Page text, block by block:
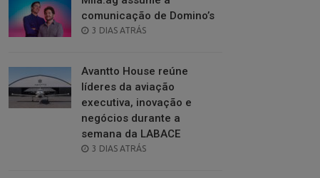
comunicação de Domino’s
POSTED
3 DIAS ATRÁS
Avantto House reúne
líderes da aviação
executiva, inovação e
negócios durante a
semana da LABACE
POSTED
3 DIAS ATRÁS